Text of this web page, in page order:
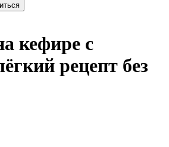
кефире с
рецепт без